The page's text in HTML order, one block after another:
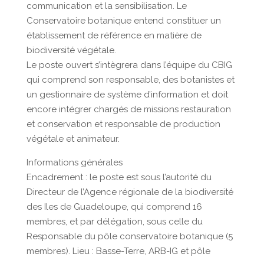
communication et la sensibilisation. Le
Conservatoire botanique entend constituer un
établissement de référence en matière de
biodiversité végétale.
Le poste ouvert s’intègrera dans l’équipe du CBIG
qui comprend son responsable, des botanistes et
un gestionnaire de système d’information et doit
encore intégrer chargés de missions restauration
et conservation et responsable de production
végétale et animateur.
Informations générales
Encadrement : le poste est sous l’autorité du
Directeur de l’Agence régionale de la biodiversité
des Iles de Guadeloupe, qui comprend 16
membres, et par délégation, sous celle du
Responsable du pôle conservatoire botanique (5
membres). Lieu : Basse-Terre, ARB-IG et pôle